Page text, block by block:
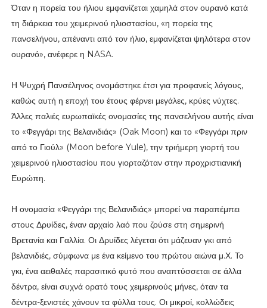
Όταν η πορεία του ήλιου εμφανίζεται χαμηλά στον ουρανό κατά
τη διάρκεια του χειμερινού ηλιοστασίου, «η πορεία της
πανσελήνου, απέναντι από τον ήλιο, εμφανίζεται ψηλότερα στον
ουρανό», ανέφερε η NASA.
Η Ψυχρή Πανσέληνος ονομάστηκε έτσι για προφανείς λόγους,
καθώς αυτή η εποχή του έτους φέρνει μεγάλες, κρύες νύχτες.
Άλλες παλιές ευρωπαϊκές ονομασίες της πανσελήνου αυτής είναι
το «Φεγγάρι της Βελανιδιάς» (Oak Moon) και το «Φεγγάρι πριν
από το Γιούλ» (Moon before Yule), την τριήμερη γιορτή του
χειμερινού ηλιοστασίου που γιορταζόταν στην προχριστιανική
Ευρώπη.
Η ονομασία «Φεγγάρι της Βελανιδιάς» μπορεί να παραπέμπει
στους Δρυίδες, έναν αρχαίο λαό που ζούσε στη σημερινή
Βρετανία και Γαλλία. Οι Δρυίδες λέγεται ότι μάζευαν γκι από
βελανιδιές, σύμφωνα με ένα κείμενο του πρώτου αιώνα μ.Χ. Το
γκι, ένα αειθαλές παρασιτικό φυτό που αναπτύσσεται σε άλλα
δέντρα, είναι συχνά ορατό τους χειμερινούς μήνες, όταν τα
δέντρα-ξενιστές χάνουν τα φύλλα τους. Οι μικροί, κολλώδεις